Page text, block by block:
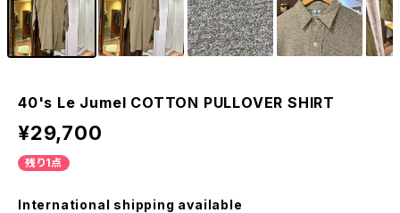
40's Le Jumel COTTON PULLOVER SHIRT
¥29,700
残り1点
International shipping available